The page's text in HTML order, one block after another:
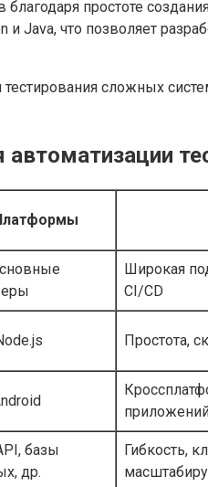
простоте
Java, что позволяет
сложных
Широкая
CI/CD
Простота,
базы
др.
Гибкость,